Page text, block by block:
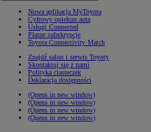
Nowa aplikacja MyToyota
Cyfrowy opiekun auta
Usługi Connected
Płatne subskrypcje
Toyota Connectivity Match
Znajdź salon i serwis Toyoty
Skontaktuj się z nami
Polityka ciasteczek
Deklaracja dostępności
(Opens in new window)
(Opens in new window)
(Opens in new window)
(Opens in new window)